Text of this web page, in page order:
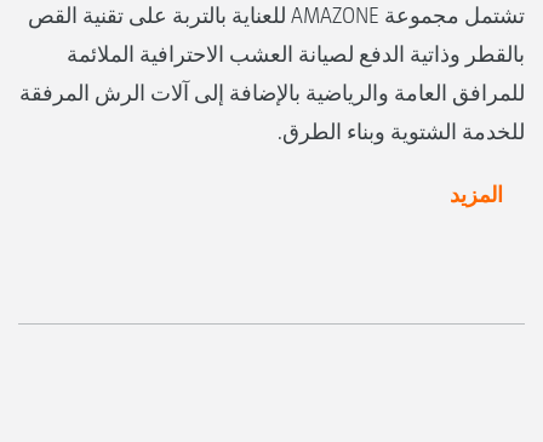
تشتمل مجموعة AMAZONE للعناية بالتربة على تقنية القص
بالقطر وذاتية الدفع لصيانة العشب الاحترافية الملائمة
للمرافق العامة والرياضية بالإضافة إلى آلات الرش المرفقة
للخدمة الشتوية وبناء الطرق.
المزيد